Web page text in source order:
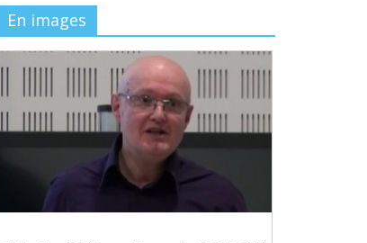
En images